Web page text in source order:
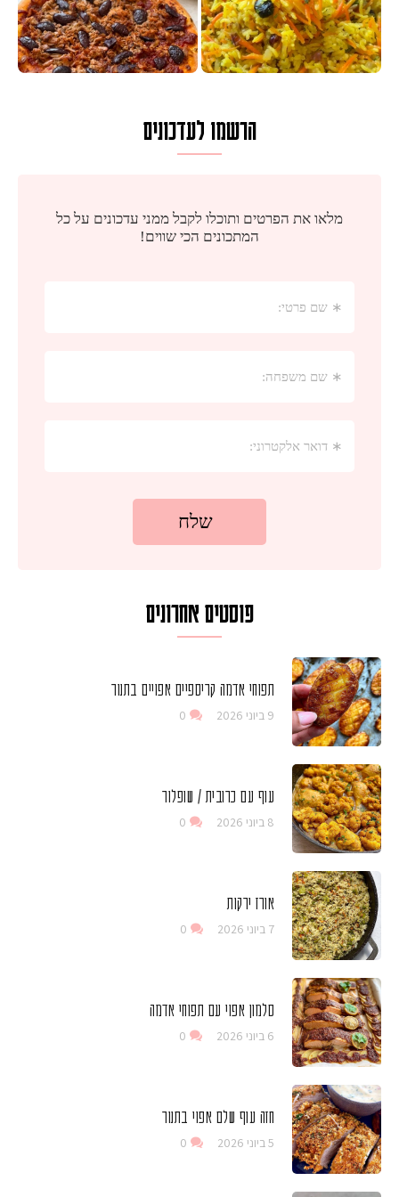
הרשמו לעדכונים
פוסטים אחרונים
תפוחי אדמה קריספיים אפויים בתנור
9 ביוני 2026 0
עוף עם כרובית / שופלור
8 ביוני 2026 0
אורז ירקות
7 ביוני 2026 0
סלמון אפוי עם תפוחי אדמה
6 ביוני 2026 0
חזה עוף שלם אפוי בתנור
5 ביוני 2026 0